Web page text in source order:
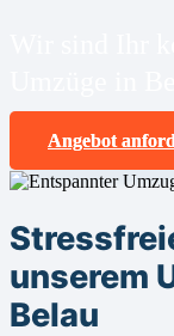
Angebot
unserem
Belau